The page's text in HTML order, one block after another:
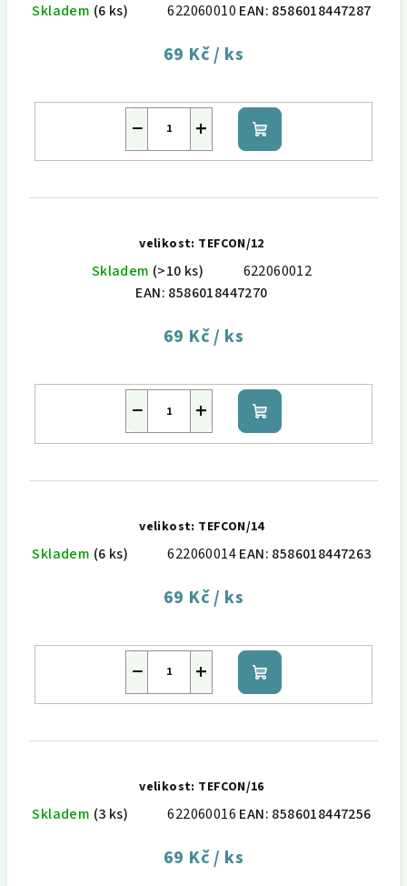
Skladem (6 ks) 622060010 EAN: 8586018447287
69 Kč/ ks
+
− Do
košíku
velikost: TEFCON/12
Skladem (>10 ks)
622060012
EAN: 8586018447270
69 Kč/ ks
+
− Do
košíku
velikost: TEFCON/14
Skladem (6 ks) 622060014EAN: 8586018447263
69 Kč/ ks
+
− Do
košíku
velikost: TEFCON/16
Skladem (3 ks) 622060016 EAN: 8586018447256
69 Kč/ ks